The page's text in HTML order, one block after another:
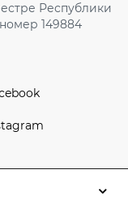
Республики
149884